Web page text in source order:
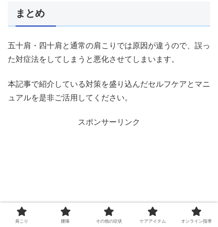
まとめ
五十肩・四十肩と通常の肩こりでは原因が違うので、誤っ
た対症法をしてしまうと悪化させてしまいます。
本記事で紹介している対策を盛り込んだセルフケアとマニ
ュアルを是非ご活用してください。
スポンサーリンク
肩こり 腰痛 その他の症状 ケアアイテム オンライン指導